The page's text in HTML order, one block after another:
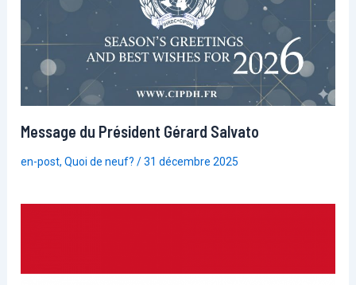
Message du Président Gérard Salvato
en-post,Quoi de neuf? /31 décembre 2025